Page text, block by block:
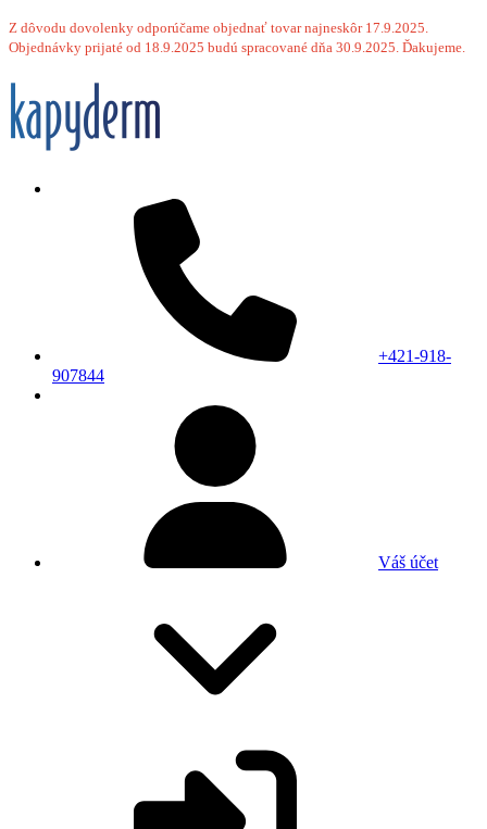
Z dôvodu dovolenky odporúčame objednať tovar najneskôr 17.9.2025.
Objednávky prijaté od 18.9.2025 budú spracované dňa 30.9.2025. Ďakujeme.
+421-918-
907844
Váš účet